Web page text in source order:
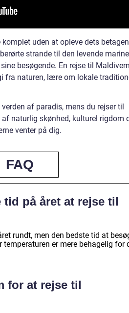
uden at opleve dets
strande til den levende
besøgende. En rejse til
fra naturen, lære om lokale
af paradis, mens du rejser til
naturlig skønhed, kulturel rigdom
venter på dig.
FAQ
tid på året at rejse til
rundt, men den bedste tid at
er mere behagelig for
for at rejse til